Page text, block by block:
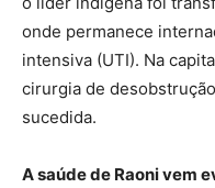
onde permanece
intensiva (UTI). Na
cirurgia de
sucedida.
A saúde de Raoni vem